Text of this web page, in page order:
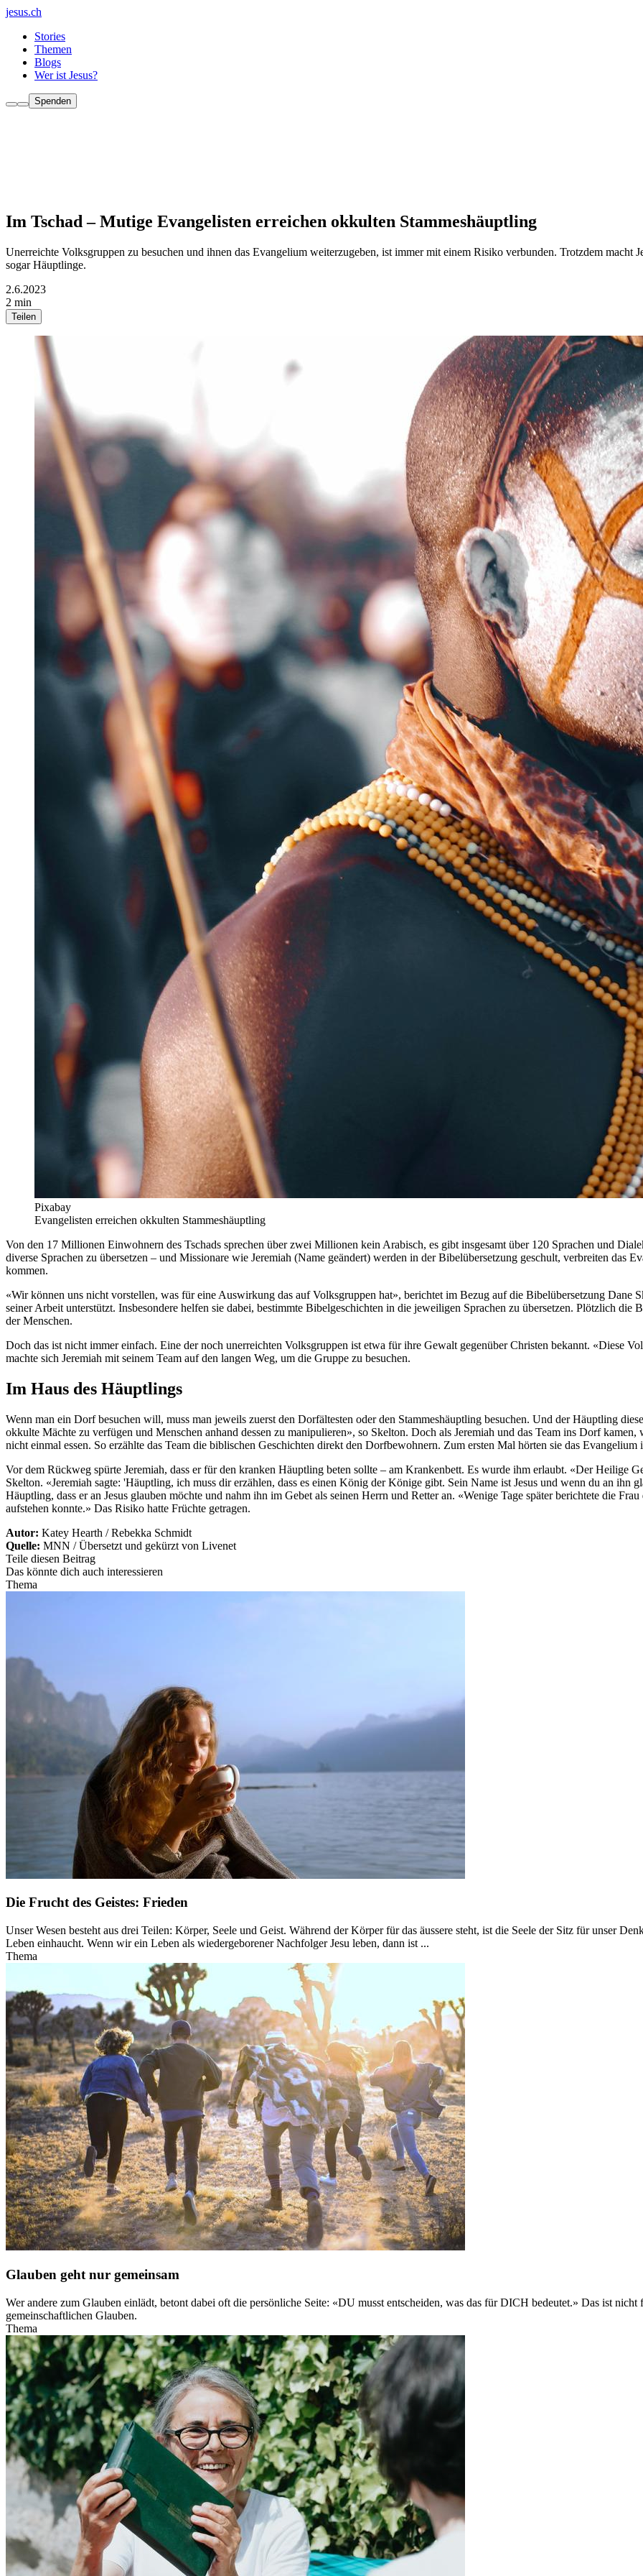
jesus.ch
Stories
Themen
Blogs
Wer ist Jesus?
Spenden
Im Tschad – Mutige Evangelisten erreichen okkulten Stammeshäuptling
Unerreichte Volksgruppen zu besuchen und ihnen das Evangelium weiterzugeben, ist immer mit einem Risiko verbunden. Trotzdem macht
sogar Häuptlinge.
2.6.2023
2 min
Teilen
Pixabay
Evangelisten erreichen okkulten Stammeshäuptling
Von den 17 Millionen Einwohnern des Tschads sprechen über zwei Millionen kein Arabisch, es gibt insgesamt über 120 Sprachen und
diverse Sprachen zu übersetzen – und Missionare wie Jeremiah (Name geändert) werden in der Bibelübersetzung geschult, verbreiten das
kommen.
«Wir können uns nicht vorstellen, was für eine Auswirkung das auf Volksgruppen hat», berichtet im Bezug auf die Bibelübersetzung Dane
seiner Arbeit unterstützt. Insbesondere helfen sie dabei, bestimmte Bibelgeschichten in die jeweiligen Sprachen zu übersetzen. Plötzlich
der Menschen.
Doch das ist nicht immer einfach. Eine der noch unerreichten Volksgruppen ist etwa für ihre Gewalt gegenüber Christen bekannt. «Diese
machte sich Jeremiah mit seinem Team auf den langen Weg, um die Gruppe zu besuchen.
Im Haus des Häuptlings
Wenn man ein Dorf besuchen will, muss man jeweils zuerst den Dorfältesten oder den Stammeshäuptling besuchen. Und der Häuptling
okkulte Mächte zu verfügen und Menschen anhand dessen zu manipulieren», so Skelton. Doch als Jeremiah und das Team ins Dorf
nicht einmal essen. So erzählte das Team die biblischen Geschichten direkt den Dorfbewohnern. Zum ersten Mal hörten sie das Evangelium
Vor dem Rückweg spürte Jeremiah, dass er für den kranken Häuptling beten sollte – am Krankenbett. Es wurde ihm erlaubt. «Der Heilige
Skelton. «Jeremiah sagte: 'Häuptling, ich muss dir erzählen, dass es einen König der Könige gibt. Sein Name ist Jesus und wenn du an ihn
Häuptling, dass er an Jesus glauben möchte und nahm ihn im Gebet als seinen Herrn und Retter an. «Wenige Tage später berichtete die
aufstehen konnte.» Das Risiko hatte Früchte getragen.
Autor: Katey Hearth / Rebekka Schmidt
Quelle: MNN / Übersetzt und gekürzt von Livenet
Teile diesen Beitrag
Das könnte dich auch interessieren
Thema
Die Frucht des Geistes: Frieden
Unser Wesen besteht aus drei Teilen: Körper, Seele und Geist. Während der Körper für das äussere steht, ist die Seele der Sitz für unser
Leben einhaucht. Wenn wir ein Leben als wiedergeborener Nachfolger Jesu leben, dann ist ...
Thema
Glauben geht nur gemeinsam
Wer andere zum Glauben einlädt, betont dabei oft die persönliche Seite: «DU musst entscheiden, was das für DICH bedeutet.» Das ist
gemeinschaftlichen Glauben.
Thema